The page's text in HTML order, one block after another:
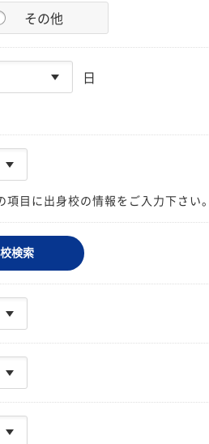
その他
日
目に出身校の情報をご入力下さい。
検索